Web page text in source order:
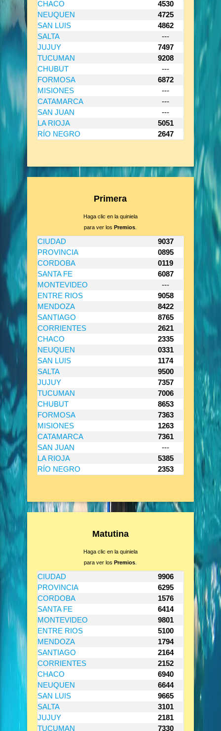
CHACO
4530
NEUQUEN
4725
SAN LUIS
4862
SALTA
---
JUJUY
7497
TUCUMAN
9208
CHUBUT
---
FORMOSA
6872
MISIONES
---
CATAMARCA
---
SAN JUAN
---
LA RIOJA
5051
RÍO NEGRO
2647
Primera
Haga clic en la quiniela
para ver losPremios
CIUDAD
9037
PROVINCIA
0895
CORDOBA
0119
SANTA FE
6087
MONTEVIDEO
---
ENTRE RIOS
9058
MENDOZA
8422
SANTIAGO
8765
CORRIENTES
2621
CHACO
2335
NEUQUEN
0331
SAN LUIS
1174
SALTA
9500
JUJUY
7357
TUCUMAN
7006
CHUBUT
8653
FORMOSA
7363
MISIONES
1263
CATAMARCA
7361
SAN JUAN
---
LA RIOJA
5385
RÍO NEGRO
2353
Matutina
Haga clic en la quiniela
para ver losPremios
CIUDAD
9906
PROVINCIA
6295
CORDOBA
1576
SANTA FE
6414
MONTEVIDEO
9801
ENTRE RIOS
5100
MENDOZA
1794
SANTIAGO
2164
CORRIENTES
2152
CHACO
6940
NEUQUEN
6644
SAN LUIS
9665
SALTA
3101
JUJUY
2181
TUCUMAN
7330